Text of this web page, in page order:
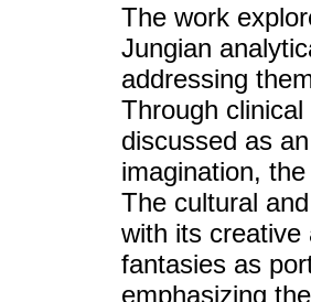
The work
Jungian
addressing
Through
discussed as
imagination,
The cultural
with its creative
fantasies as
emphasizing